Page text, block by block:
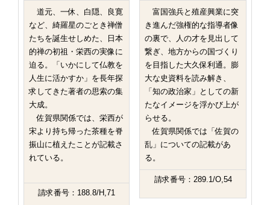
道元、一休、白隠、良寛
など、綺羅星のごとき禅僧
たちを誕生せしめた、日本
的禅の初祖・栄西の実像に
迫る。「いかにして仏教を
人生に活かすか」を長年探
求してきた著者の思索の集
大成。
佐賀県関係では、栄西が
宋より持ち帰った茶種を脊
振山に植えたことが記載さ
れている。
請求番号：188.8/H,71
富国強兵と殖産興業に突
き進んだ強権的な指導者像
の裏で、人の才を見出して
繋ぎ、地方からの国づくり
を目指した大久保利通。膨
大な史資料を読み解き、
「知の政治家」としての新
たなイメージを浮かび上が
らせる。
佐賀県関係では「佐賀の
乱」についての記載があ
る。
請求番号：289.1/O,54